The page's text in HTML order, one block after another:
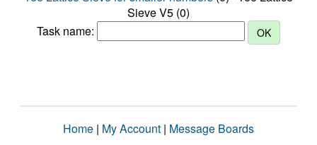
Sieve V5 (0)
Task name:
Home | My Account | Message Boards